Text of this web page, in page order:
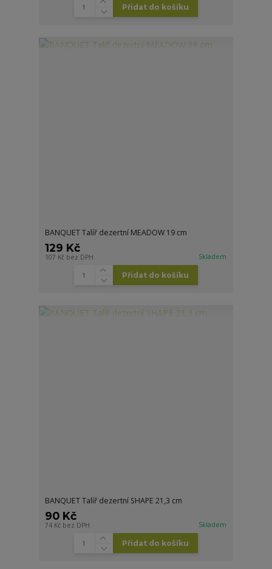
Přidat do košíku
BANQUET Talíř dezertní MEADOW 19 cm
129 Kč
107 Kč bez DPH Skladem
Přidat do košíku
BANQUET Talíř dezertní SHAPE 21,3 cm
90 Kč
74 Kč bez DPH Skladem
Přidat do košíku